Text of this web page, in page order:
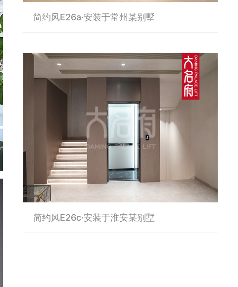
简约风E26a·安装于常州某别墅
简约风E26c·安装于淮安某别墅